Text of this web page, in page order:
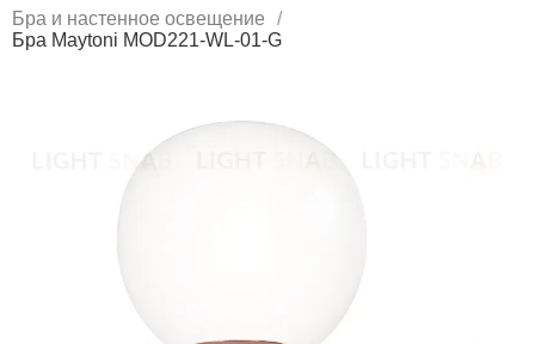
Бра и настенное освещение
Бра Maytoni MOD221-WL-01-G